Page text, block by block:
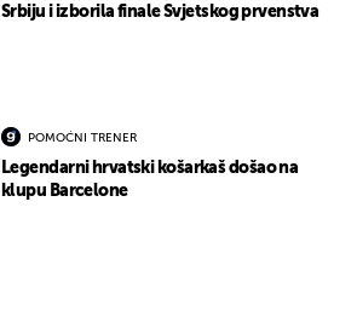
Srbiju i izborila finale Svjetskog prvenstva
POMOĆNI TRENER
Legendarni hrvatski košarkaš došao na
klupu Barcelone